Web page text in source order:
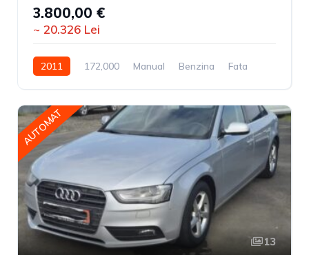
3.800,00 €
~ 20.326 Lei
2011 172,000 Manual Benzina Fata
AUTOMAT
13